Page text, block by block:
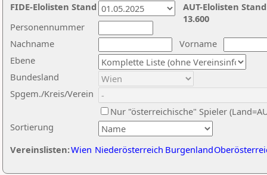
Nachname
Vorname
Ebene
Sortierung
Personennummer
Bundesland
Spgem./Kreis/Verein
Nur "österreichische" Spieler
Vereinslisten:Wien Niederösterreich Burgenland
AUT-Elolisten
13.600
FIDE-Elolisten Stand